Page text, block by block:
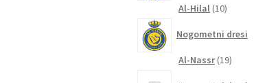
Al-Hilal 1010
Nogometni dresi
Al-Nassr 1919